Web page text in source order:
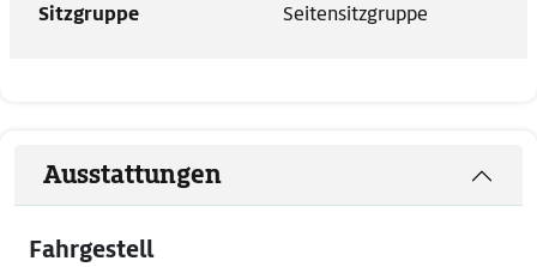
Sitzgruppe
Seitensitzgruppe
Ausstattungen
Fahrgestell